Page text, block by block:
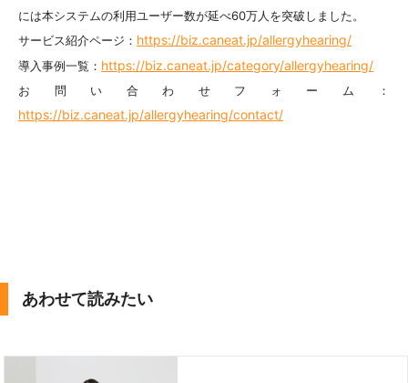
には本システムの利用ユーザー数が延べ60万人を突破しました。
サービス紹介ページ： https://biz.caneat.jp/allergyhearing/
導入事例一覧： https://biz.caneat.jp/category/allergyhearing/
お問い合わせフォーム：
https://biz.caneat.jp/allergyhearing/contact/
あわせて読みたい